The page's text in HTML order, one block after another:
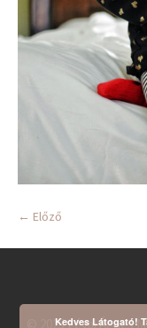
← Előző
© 2025 Lévai Ágnes
Kedves Látogató!